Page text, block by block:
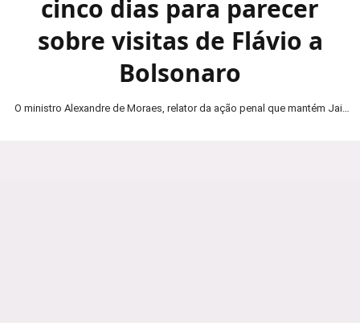
cinco dias para parecer
sobre visitas de Flávio a
Bolsonaro
O ministro Alexandre de Moraes, relator da ação penal que mantém Jair